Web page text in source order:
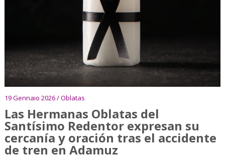
19 Gennaio 2026 / Oblatas
Las Hermanas Oblatas del
Santísimo Redentor expresan su
cercanía y oración tras el accidente
de tren en Adamuz